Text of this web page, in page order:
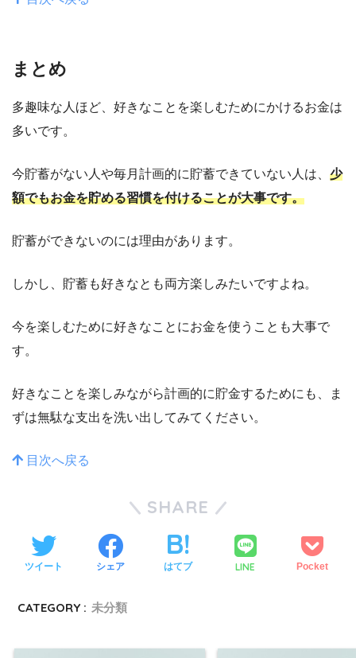
まとめ
多趣味な人ほど、好きなことを楽しむためにかけるお金は
多いです。
今貯蓄がない人や毎月計画的に貯蓄できていない人は、 少
額でもお金を貯める習慣を付けることが大事です。
貯蓄ができないのには理由があります。
しかし、貯蓄も好きなとも両方楽しみたいですよね。
今を楽しむために好きなことにお金を使うことも大事で
す。
好きなことを楽しみながら計画的に貯金するためにも、ま
ずは無駄な支出を洗い出してみてください。
目次へ戻る
SHARE
ツイート シェア はてブ LINE Pocket
CATEGORY : 未分類